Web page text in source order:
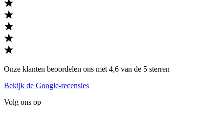
Onze klanten beoordelen ons met 4,6 van de 5 sterren
Bekijk de Google-recensies
Volg ons op